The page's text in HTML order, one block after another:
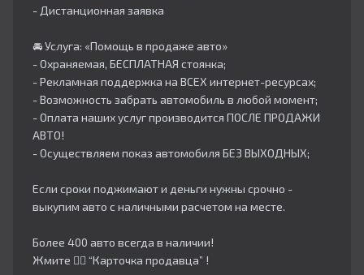
- Дистанционная заявка
🚘 Услуга: «Помощь в продаже авто»
- Охраняемая, БЕСПЛАТНАЯ стоянка;
- Рекламная поддержка на ВСЕХ интернет-ресурсах;
- Возможность забрать автомобиль в любой момент;
- Оплата наших услуг производится ПОСЛЕ ПРОДАЖИ
АВТО!
- Осуществляем показ автомобиля БЕЗ ВЫХОДНЫХ;
Если сроки поджимают и деньги нужны срочно -
выкупим авто с наличными расчетом на месте.
Более 400 авто всегда в наличии!
Жмите 👇🏻 “Карточка продавца” !